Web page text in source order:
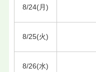
8/24(月)
8/25(火)
8/26(水)